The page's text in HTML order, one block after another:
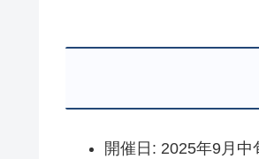
開催日: 2025年9月中